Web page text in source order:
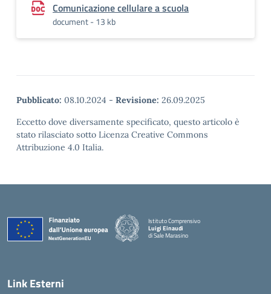
Comunicazione cellulare a scuola
document - 13 kb
Pubblicato: 08.10.2024 - Revisione: 26.09.2025
Eccetto dove diversamente specificato, questo articolo è
stato rilasciato sotto Licenza Creative Commons
Attribuzione 4.0 Italia.
Istituto Comprensivo
Luigi Einaudi
di Sale Marasino
Link Esterni